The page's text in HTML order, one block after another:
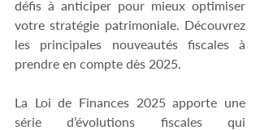
défis à anticiper pour mieux optimiser
votre stratégie patrimoniale. Découvrez
les principales nouveautés fiscales à
prendre en compte dès 2025.
La Loi de Finances 2025 apporte une
série d’évolutions fiscales qui